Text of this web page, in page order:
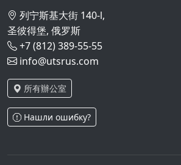
列宁斯基大街 140-l,
圣彼得堡, 俄罗斯
+7 (812) 389-55-55
info@utsrus.com
所有辦公室
Нашли ошибку?